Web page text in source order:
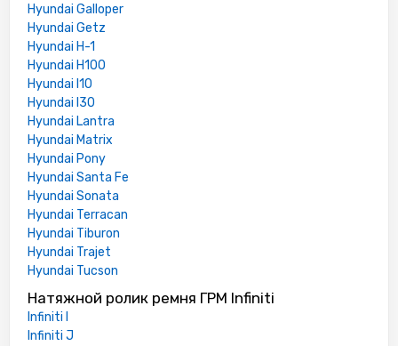
Hyundai Galloper
Hyundai Getz
Hyundai H-1
Hyundai H100
Hyundai I10
Hyundai I30
Hyundai Lantra
Hyundai Matrix
Hyundai Pony
Hyundai Santa Fe
Hyundai Sonata
Hyundai Terracan
Hyundai Tiburon
Hyundai Trajet
Hyundai Tucson
Натяжной ролик ремня ГРМ Infiniti
Infiniti I
Infiniti J